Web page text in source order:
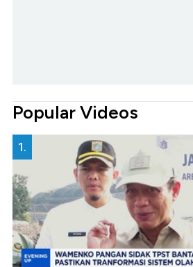
Popular Videos
1.